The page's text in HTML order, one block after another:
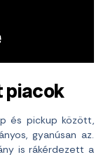
piacok
és pickup között,
gyanúsan az.
is rákérdezett a